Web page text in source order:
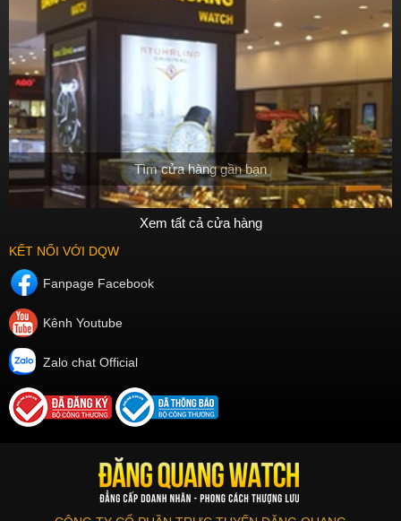
Tìm cửa hàng gần bạn
Xem tất cả cửa hàng
KẾT NỐI VỚI DQW
Fanpage Facebook
Kênh Youtube
Zalo chat Official